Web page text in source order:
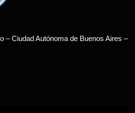
– Ciudad Autónoma de Buenos Aires –